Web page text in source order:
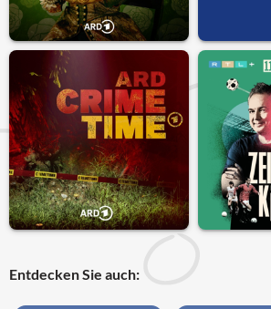
Entdecken Sie auch: